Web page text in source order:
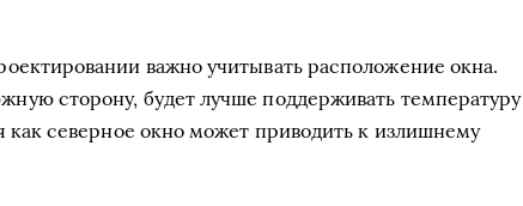
важно учитывать расположение окна.
сторону, будет лучше поддерживать температуру
как северное окно может приводить к излишнему